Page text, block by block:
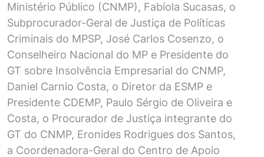
Ministério Público (CNMP), Fabíola Sucasas, o
Subprocurador-Geral de Justiça de Políticas
Criminais do MPSP, José Carlos Cosenzo, o
Conselheiro Nacional do MP e Presidente do
GT sobre Insolvência Empresarial do CNMP,
Daniel Carnio Costa, o Diretor da ESMP e
Presidente CDEMP, Paulo Sérgio de Oliveira e
Costa, o Procurador de Justiça integrante do
GT do CNMP, Eronides Rodrigues dos Santos,
a Coordenadora-Geral do Centro de Apoio